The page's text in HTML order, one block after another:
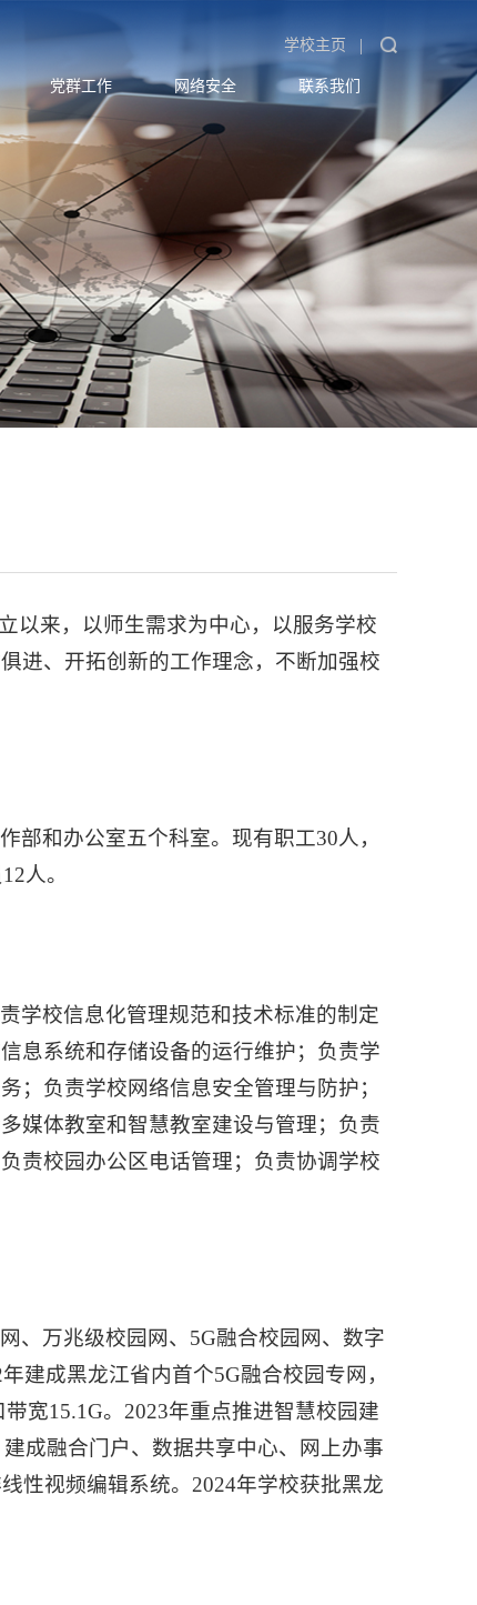
|
学校主页
党群工作 网络安全 联系我们
以来，以师生需求为中心，以服务学校
进、开拓创新的工作理念，不断加强校
部和办公室五个科室。现有职工30人，
人。
学校信息化管理规范和技术标准的制定
息系统和存储设备的运行维护；负责学
；负责学校网络信息安全管理与防护；
媒体教室和智慧教室建设与管理；负责
责校园办公区电话管理；负责协调学校
、万兆级校园网、5G融合校园网、数字
建成黑龙江省内首个5G融合校园专网，
宽15.1G。2023年重点推进智慧校园建
成融合门户、数据共享中心、网上办事
性视频编辑系统。2024年学校获批黑龙